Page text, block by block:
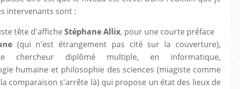
intervenants sont :
tête d'affiche Stéphane Allix, pour une courte préface
(qui n'est étrangement pas cité sur la couverture),
chercheur diplômé multiple, en informatique,
humaine et philosophie des sciences (miagiste comme
comparaison s'arrête là) qui propose un état des lieux de